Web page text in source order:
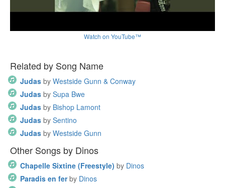
Watch on YouTube™
Related by Song Name
Judas by Westside Gunn & Conway
Judas by Supa Bwe
Judas by Bishop Lamont
Judas by Sentino
Judas by Westside Gunn
Other Songs by Dinos
Chapelle Sixtine (Freestyle) by Dinos
Paradis en fer by Dinos